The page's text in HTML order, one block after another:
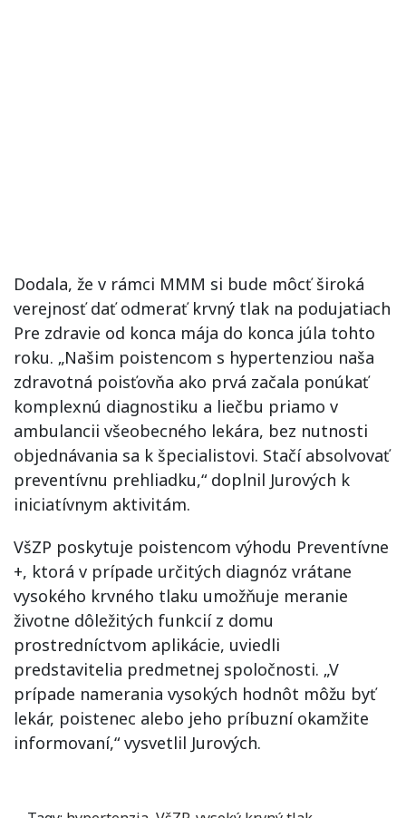
Dodala, že v rámci MMM si bude môcť široká
verejnosť dať odmerať krvný tlak na podujatiach
Pre zdravie od konca mája do konca júla tohto
roku. „Našim poistencom s hypertenziou naša
zdravotná poisťovňa ako prvá začala ponúkať
komplexnú diagnostiku a liečbu priamo v
ambulancii všeobecného lekára, bez nutnosti
objednávania sa k špecialistovi. Stačí absolvovať
preventívnu prehliadku,“ doplnil Jurových k
iniciatívnym aktivitám.
VšZP poskytuje poistencom výhodu Preventívne
+, ktorá v prípade určitých diagnóz vrátane
vysokého krvného tlaku umožňuje meranie
životne dôležitých funkcií z domu
prostredníctvom aplikácie, uviedli
predstavitelia predmetnej spoločnosti. „V
prípade namerania vysokých hodnôt môžu byť
lekár, poistenec alebo jeho príbuzní okamžite
informovaní,“ vysvetlil Jurových.